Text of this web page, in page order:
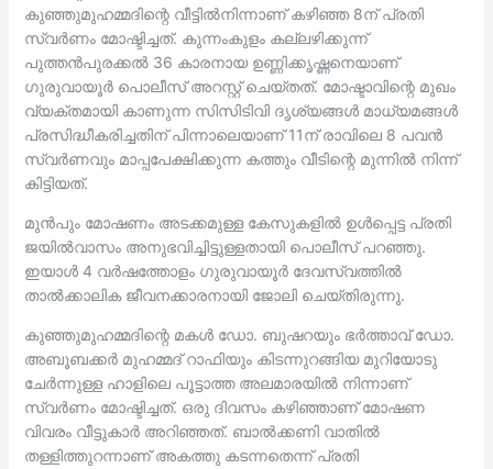
കുഞ്ഞുമുഹമ്മദിന്റെ വീട്ടില്‍നിന്നാണ് കഴിഞ്ഞ 8ന് പ്രതി
സ്വർണം മോഷ്ടിച്ചത്. കുന്നംകുളം കല്ലഴിക്കുന്ന്
പുത്തൻപുരക്കല്‍ 36 കാരനായ ഉണ്ണിക്കൃഷ്ണനെയാണ്
ഗുരുവായൂർ പൊലീസ് അറസ്റ്റ് ചെയ്തത്. മോഷ്ടാവിന്റെ മുഖം
വ്യക്തമായി കാണുന്ന സിസിടിവി ദൃശ്യങ്ങള്‍ മാധ്യമങ്ങള്‍
പ്രസിദ്ധീകരിച്ചതിന് പിന്നാലെയാണ് 11ന് രാവിലെ 8 പവൻ
സ്വർണവും മാപ്പപേക്ഷിക്കുന്ന കത്തും വീടിന്റെ മുന്നില്‍ നിന്ന്
കിട്ടിയത്.
മുൻപും മോഷണം അടക്കമുള്ള കേസുകളില്‍ ഉള്‍പ്പെട്ട പ്രതി
ജയില്‍വാസം അനുഭവിച്ചിട്ടുള്ളതായി പൊലീസ് പറഞ്ഞു.
ഇയാള്‍ 4 വർഷത്തോളം ഗുരുവായൂർ ദേവസ്വത്തില്‍
താല്‍ക്കാലിക ജീവനക്കാരനായി ജോലി ചെയ്തിരുന്നു.
കുഞ്ഞുമുഹമ്മദിന്റെ മകള്‍ ഡോ. ബുഷറയും ഭർത്താവ് ഡോ.
അബൂബക്കർ മുഹമ്മദ് റാഫിയും കിടന്നുറങ്ങിയ മുറിയോടു
ചേർന്നുള്ള ഹാളിലെ പൂട്ടാത്ത അലമാരയില്‍ നിന്നാണ്
സ്വർണം മോഷ്ടിച്ചത്. ഒരു ദിവസം കഴിഞ്ഞാണ് മോഷണ
വിവരം വീട്ടുകാർ അറിഞ്ഞത്. ബാല്‍ക്കണി വാതില്‍
തള്ളിത്തുറന്നാണ് അകത്തു കടന്നതെന്ന് പ്രതി